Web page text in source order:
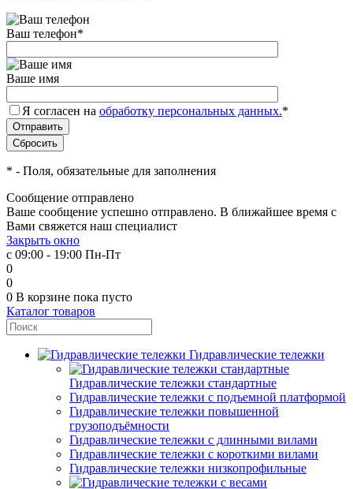
Ваш телефон*
Ваше имя
Я согласен на обработку персональных данных.*
* - Поля, обязательные для заполнения
Сообщение отправлено
Ваше сообщение успешно отправлено. В ближайшее время с
Вами свяжется наш специалист
Закрыть окно
с 09:00 - 19:00 Пн-Пт
0
0
0 В корзине пока пусто
Каталог товаров
Гидравлические тележки
Гидравлические тележки стандартные
Гидравлические тележки с подъемной платформой
Гидравлические тележки повышенной
грузоподъёмности
Гидравлические тележки с длинными вилами
Гидравлические тележки с короткими вилами
Гидравлические тележки низкопрофильные